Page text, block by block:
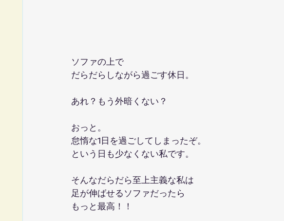
ソファの上で
だらだらしながら過ごす休日。
あれ？もう外暗くない？
おっと。
怠惰な1日を過ごしてしまったぞ。
という日も少なくない私です。
そんなだらだら至上主義な私は
足が伸ばせるソファだったら
もっと最高！！